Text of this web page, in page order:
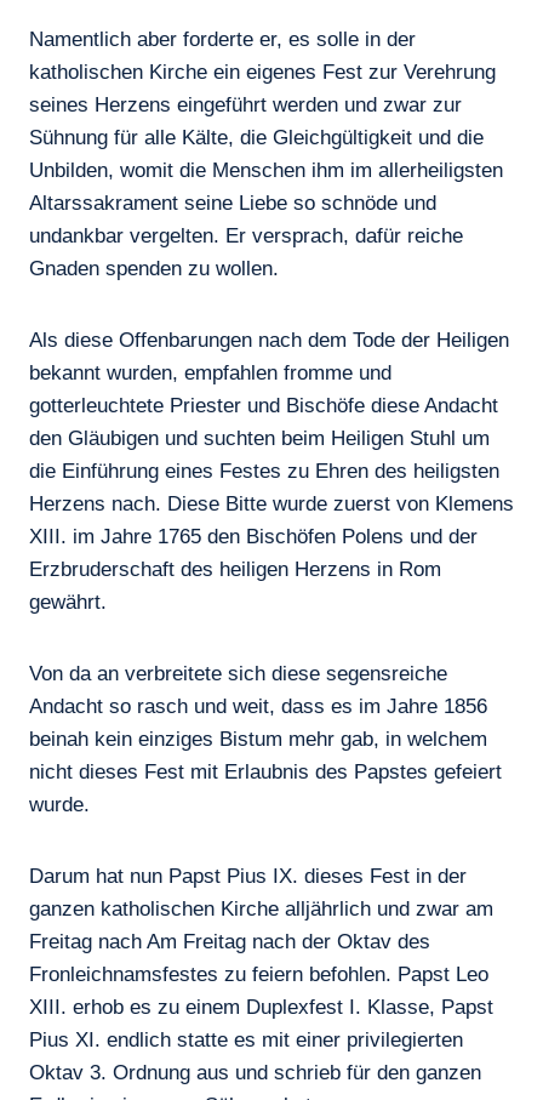
Namentlich aber forderte er, es solle in der
katholischen Kirche ein eigenes Fest zur Verehrung
seines Herzens eingeführt werden und zwar zur
Sühnung für alle Kälte, die Gleichgültigkeit und die
Unbilden, womit die Menschen ihm im allerheiligsten
Altarssakrament seine Liebe so schnöde und
undankbar vergelten. Er versprach, dafür reiche
Gnaden spenden zu wollen.
Als diese Offenbarungen nach dem Tode der Heiligen
bekannt wurden, empfahlen fromme und
gotterleuchtete Priester und Bischöfe diese Andacht
den Gläubigen und suchten beim Heiligen Stuhl um
die Einführung eines Festes zu Ehren des heiligsten
Herzens nach. Diese Bitte wurde zuerst von Klemens
XIII. im Jahre 1765 den Bischöfen Polens und der
Erzbruderschaft des heiligen Herzens in Rom
gewährt.
Von da an verbreitete sich diese segensreiche
Andacht so rasch und weit, dass es im Jahre 1856
beinah kein einziges Bistum mehr gab, in welchem
nicht dieses Fest mit Erlaubnis des Papstes gefeiert
wurde.
Darum hat nun Papst Pius IX. dieses Fest in der
ganzen katholischen Kirche alljährlich und zwar am
Freitag nach Am Freitag nach der Oktav des
Fronleichnamsfestes zu feiern befohlen. Papst Leo
XIII. erhob es zu einem Duplexfest I. Klasse, Papst
Pius XI. endlich statte es mit einer privilegierten
Oktav 3. Ordnung aus und schrieb für den ganzen